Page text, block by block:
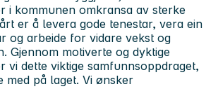
i kommunen omkransa av sterke
er å levera gode tenestar, vera ein
og arbeide for vidare vekst og
Gjennom motiverte og dyktige
vi dette viktige samfunnsoppdraget,
med på laget. Vi ønsker